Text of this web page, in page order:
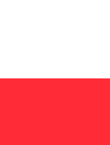
Mostramostodas